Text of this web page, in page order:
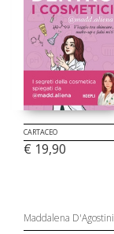
CARTACEO
€ 19,90
Maddalena D'Agostini